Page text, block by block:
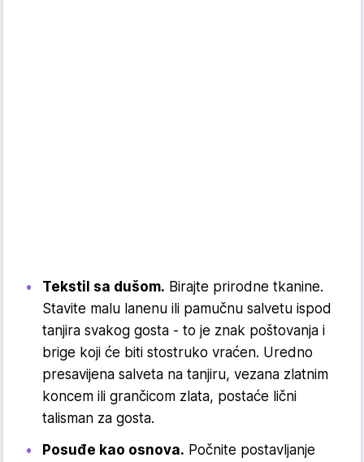
Tekstil sa dušom. Birajte prirodne tkanine.
Stavite malu lanenu ili pamučnu salvetu ispod
tanjira svakog gosta - to je znak poštovanja i
brige koji će biti stostruko vraćen. Uredno
presavijena salveta na tanjiru, vezana zlatnim
koncem ili grančicom zlata, postaće lični
talisman za gosta.
Posuđe kao osnova. Počnite postavljanje